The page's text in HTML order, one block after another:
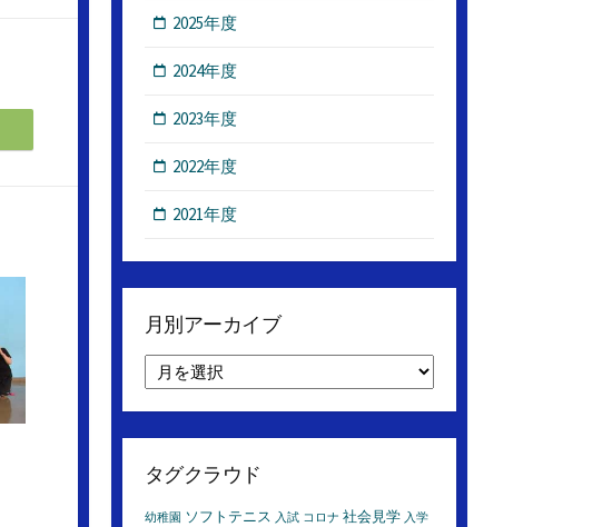
2025年度
2024年度
2023年度
2022年度
2021年度
月別アーカイブ
別
ア
ー
イ
タグクラウド
幼稚園 ソフトテニス 入試 コロナ 社会見学 入学